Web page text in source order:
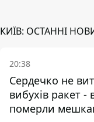
КИЇВ: ОСТАННІ
20:38
Сердечко не
вибухів ракет -
померли